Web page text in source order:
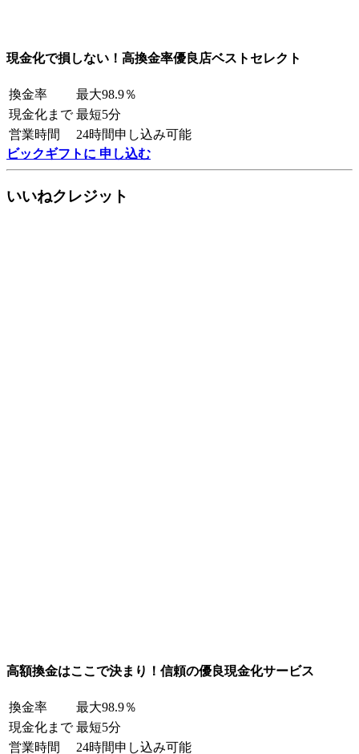
現金化で損しない！高換金率優良店ベストセレクト
換金率
最大98.9％
現金化まで 最短5分
営業時間
24時間申し込み可能
ビックギフトに 申し込む
いいねクレジット
高額換金はここで決まり！信頼の優良現金化サービス
換金率
最大98.9％
現金化まで 最短5分
営業時間
24時間申し込み可能